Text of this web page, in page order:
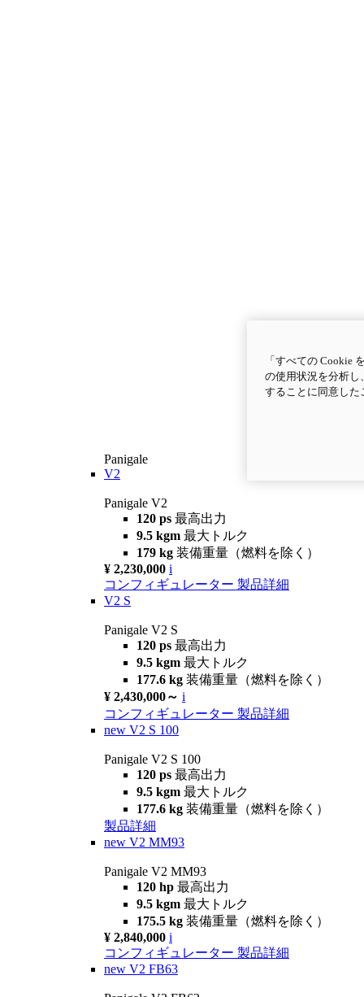
Panigale
V2
Panigale V2
120 ps 最高出力
9.5 kgm 最大トルク
179 kg 装備重量（燃料を除く）
¥ 2,230,000 i
コンフィギュレーター 製品詳細
V2 S
Panigale V2 S
120 ps 最高出力
9.5 kgm 最大トルク
177.6 kg 装備重量（燃料を除く）
¥ 2,430,000～ i
コンフィギュレーター 製品詳細
new V2 S 100
Panigale V2 S 100
120 ps 最高出力
9.5 kgm 最大トルク
177.6 kg 装備重量（燃料を除く）
製品詳細
new V2 MM93
Panigale V2 MM93
120 hp 最高出力
9.5 kgm 最大トルク
175.5 kg 装備重量（燃料を除く）
¥ 2,840,000 i
コンフィギュレーター 製品詳細
new V2 FB63
「すべての Cookie
の使用状況を分析し
することに同意し